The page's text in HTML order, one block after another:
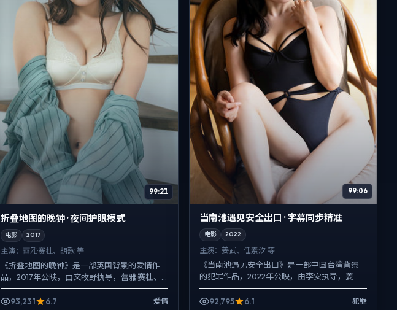
99:21
折叠地图的晚钟 · 夜间护眼模式
电影 2017
主演： 蕾雅·赛杜、胡歌 等
《折叠地图的晚钟》是一部英国背景的爱情作
品，2017年公映，由文牧野执导，蕾雅·赛杜、
胡歌、张子枫等主演。配乐克制，关键场面反
而以环境声托情绪，...
93,231 6.7 爱情
99:06
当南池遇见安全出口 · 字幕同步精准
电影 2022
主演： 姜武、任素汐 等
《当南池遇见安全出口》是一部中国台湾背景
的犯罪作品，2022年公映，由李安执导，姜
武、任素汐、大鹏等主演。在类型片框架里埋
入作者式旁白与留白，动...
92,795 6.1 犯罪